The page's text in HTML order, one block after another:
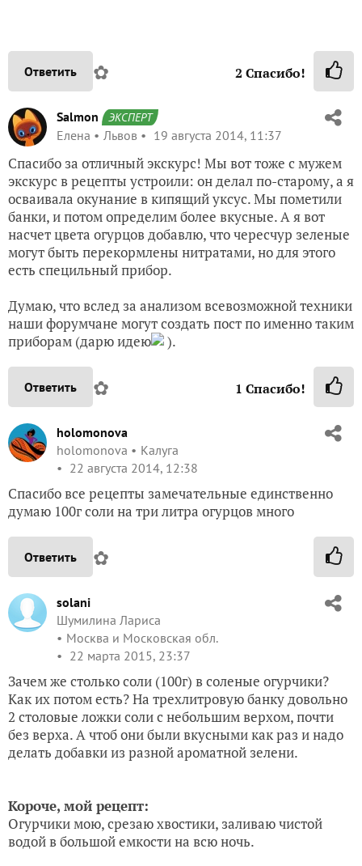
Ответить ✿ 2 Спасибо!
Salmon ЭКСПЕРТ
Елена Львов 19 августа 2014, 11:37
Спасибо за отличный экскурс! Мы вот тоже с мужем
экскурс в рецепты устроили: он делал по-старому, а я
осваивала окунание в кипящий уксус. Мы пометили
банки, и потом определим более вкусные. А я вот
насчет цвета огурцов добавлю, что чересчур зеленые
могут быть перекормлены нитратами, но для этого
есть специльный прибор.
Думаю, что вслед за анализом всевозможной техники
наши форумчане могут создать пост по именно таким
приборам (дарю идею
).
Ответить ✿ 1 Спасибо!
holomonova
holomonova
Калуга
22 августа 2014, 12:38
Спасибо все рецепты замечательные единственно
думаю 100г соли на три литра огурцов много
Ответить ✿
solani
Шумилина Лариса
Москва и Московская обл.
22 марта 2015, 23:37
Зачем же столько соли (100г) в соленые огурчики?
Как их потом есть? На трехлитровую банку довольно
2 столовые ложки соли с небольшим верхом, почти
без верха. А чтоб они были вкусными как раз и надо
делать добавки из разной ароматной зелени.
Короче, мой рецепт:
Огурчики мою, срезаю хвостики, заливаю чистой
водой в большой емкости на всю ночь.